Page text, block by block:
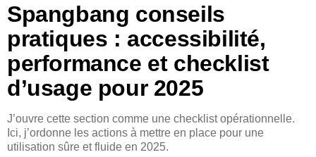
Spangbang conseils
pratiques : accessibilité,
performance et checklist
d’usage pour 2025
J’ouvre cette section comme une checklist opérationnelle.
Ici, j’ordonne les actions à mettre en place pour une
utilisation sûre et fluide en 2025.